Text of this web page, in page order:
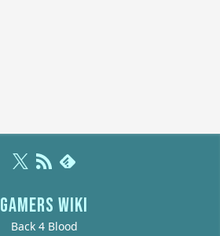
GAMERS WIKI
Back 4 Blood